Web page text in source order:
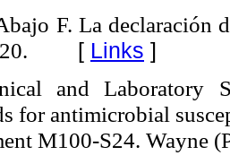
F. La
[ Links ]
and Laboratory
for antimicrobial
M100-S24. Wayne